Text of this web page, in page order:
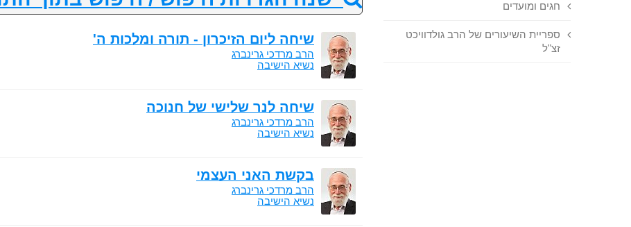
חגים ומועדים
ספריית השיעורים של הרב גולדוויכט
זצ"ל
שיחה ליום הזיכרון - תורה ומלכות ה'
הרב מרדכי גרינברג
נשיא הישיבה
שיחה לנר שלישי של חנוכה
הרב מרדכי גרינברג
נשיא הישיבה
בקשת האני העצמי
הרב מרדכי גרינברג
נשיא הישיבה